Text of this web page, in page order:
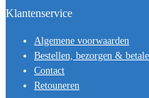
Klantenservice
Algemene voorwaarden
Bestellen, bezorgen &
Contact
Retouneren